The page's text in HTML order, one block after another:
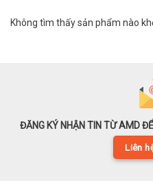
Không tìm thấy sản phẩm nào
ĐĂNG KÝ NHẬN TIN TỪ AMD
Liên